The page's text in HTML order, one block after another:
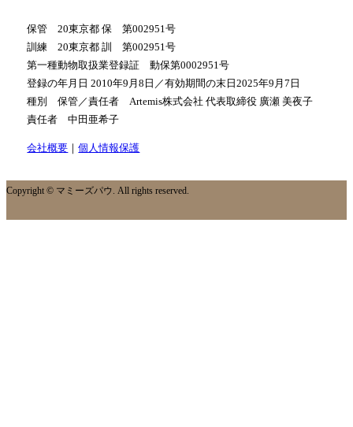
保管 20東京都 保 第002951号
訓練 20東京都 訓 第002951号
第一種動物取扱業登録証 動保第0002951号
登録の年月日 2010年9月8日／有効期間の末日2025年9月7日
種別 保管／責任者 Artemis株式会社 代表取締役 廣瀬 美夜子
責任者 中田亜希子
会社概要 ｜個人情報保護
Copyright © マミーズパウ. All rights reserved.